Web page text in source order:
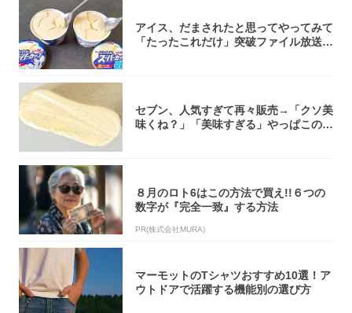
アイス、だまされたと思ってやってみて
「たったこれだけ」突破ファイル放送で
セブン、人気すぎて再々販売→「クソ美
味くね？」「美味すぎる」やっぱこのク
８月のロト6はこの方法で買え!!６つの
数字が『完全一致』する方法
PR(株式会社MURA)
マーモットのTシャツおすすめ10選！ア
ウトドアで活躍する機能別の選び方